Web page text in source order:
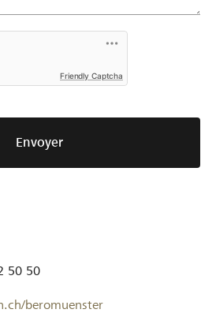
Friendly Captcha
Envoyer
50 50
beromuenster